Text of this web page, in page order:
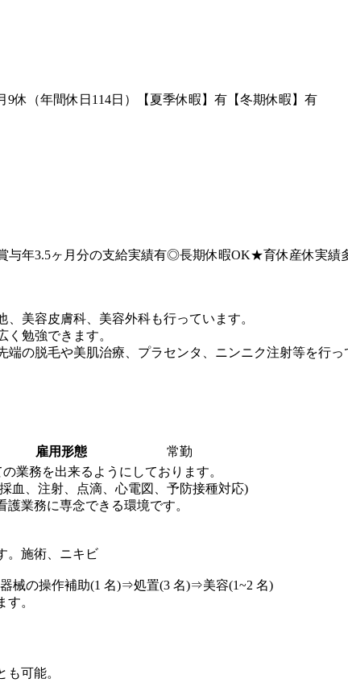
9休（年間休日114日）【夏季休暇】有【冬期休暇】有
与年3.5ヶ月分の支給実績有◎長期休暇OK★育休産休実
て◆
美容皮膚科、美容外科も行っています。
勉強できます。
の脱毛や美肌治療、プラセンタ、ニンニク注射等を行っ
雇用形態 常勤
業務を出来るようにしております。
血、注射、点滴、心電図、予防接種対応)
業務に専念できる環境です。
。施術、ニキビ
械の操作補助(1 名)⇒処置(3 名)⇒美容(1~2 名)
。
も可能。